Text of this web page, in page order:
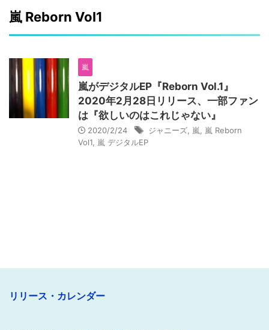
嵐 Reborn Vol1
嵐
嵐がデジタルEP『Reborn Vol.1』
2020年2月28日リリース、一部ファン
は『欲しいのはこれじゃない』
2020/2/24 ジャニーズ 嵐
嵐 Reborn
Vol1 嵐 デジタルEP
リリース・カレンダー